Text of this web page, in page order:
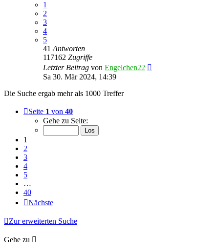
1
2
3
4
5
41Antworten
117162 Zugriffe
Letzter Beitrag von Engelchen22
Sa 30. Mär 2024, 14:39
Die Suche ergab mehr als 1000 Treffer
Seite 1 von 40
Gehe zu Seite:
1
2
3
4
5
…
40
Nächste
Zur erweiterten Suche
Gehe zu